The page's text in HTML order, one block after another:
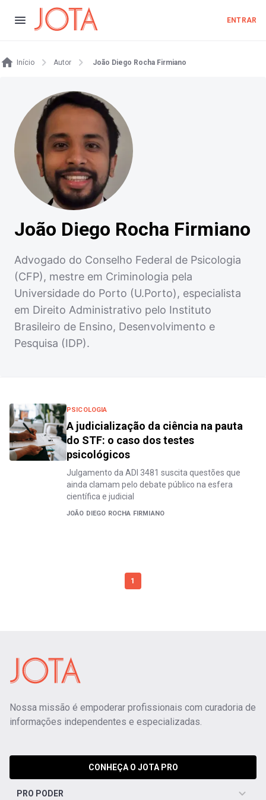
ENTRAR
Início Autor João Diego Rocha Firmiano
João Diego Rocha Firmiano
Advogado do Conselho Federal de Psicologia
(CFP), mestre em Criminologia pela
Universidade do Porto (U.Porto), especialista
em Direito Administrativo pelo Instituto
Brasileiro de Ensino, Desenvolvimento e
Pesquisa (IDP).
PSICOLOGIA
A judicialização da ciência na pauta
do STF: o caso dos testes
psicológicos
Julgamento da ADI 3481 suscita questões que
ainda clamam pelo debate público na esfera
científica e judicial
JOÃO DIEGO ROCHA FIRMIANO
1
Nossa missão é empoderar profissionais com curadoria de
informações independentes e especializadas.
CONHEÇA O JOTA PRO
PRO PODER